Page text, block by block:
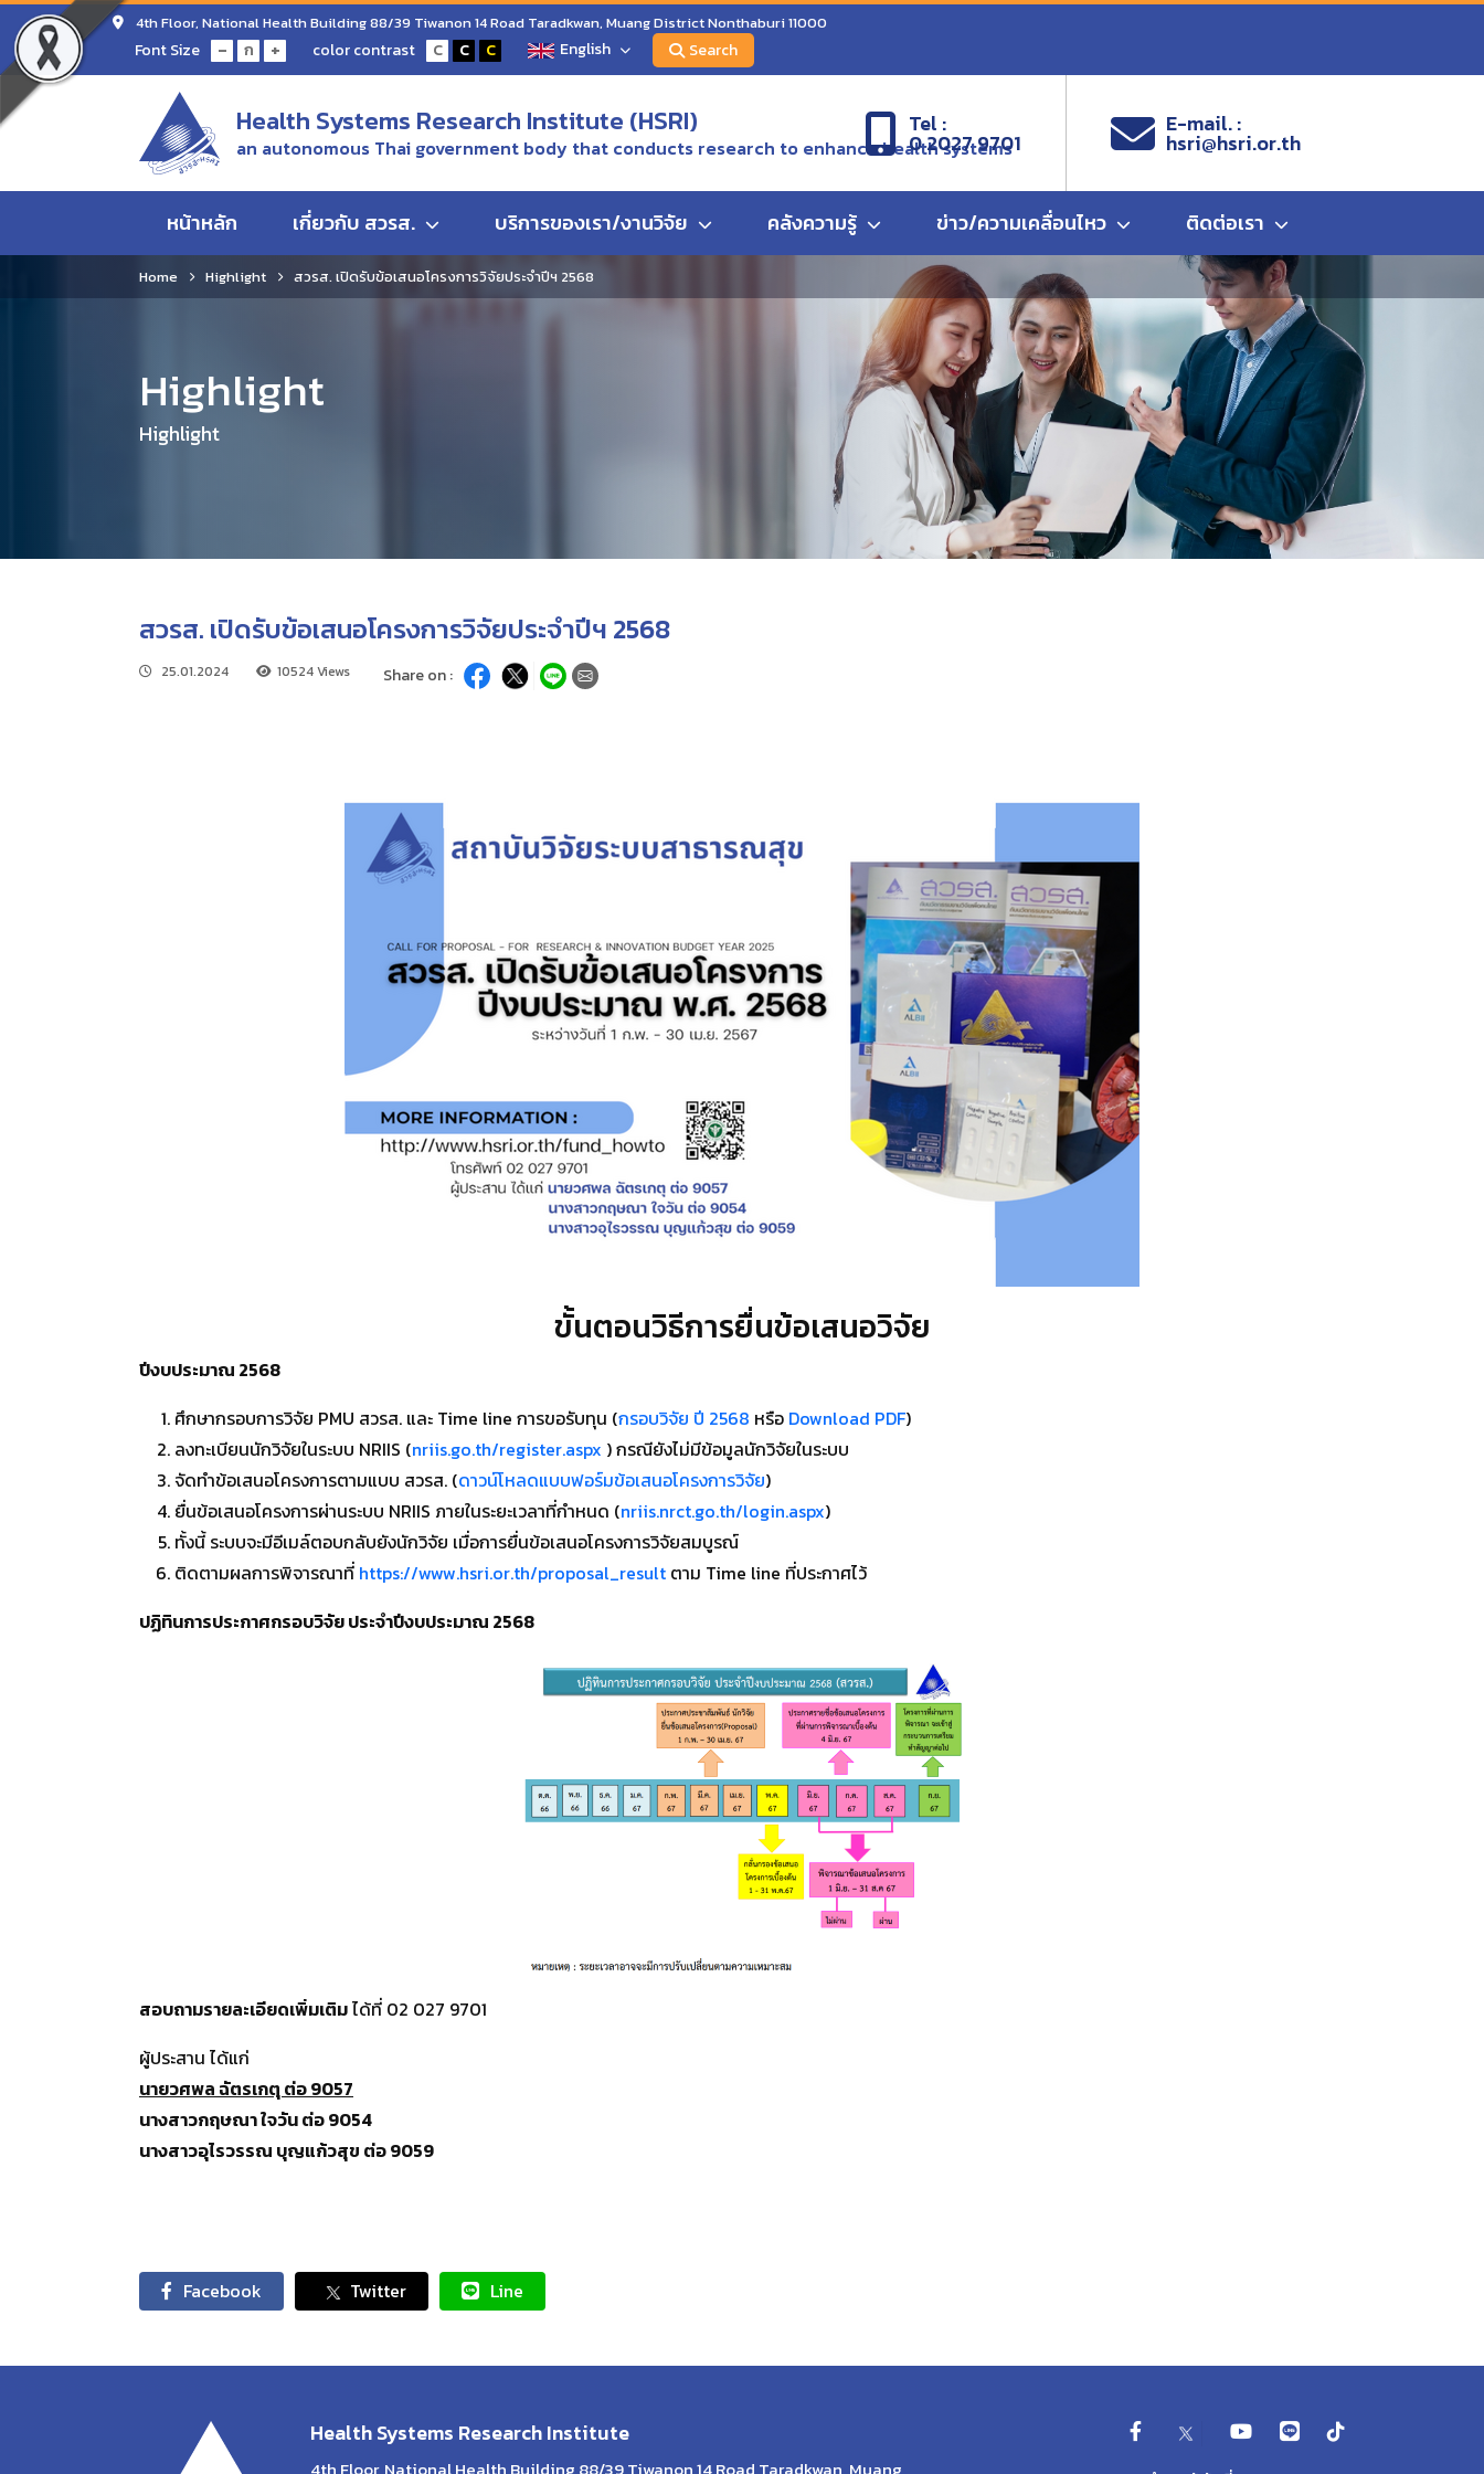
4th Floor, National Health Building 88/39 Tiwanon 14 Road Taradkwan, Muang District Nonthaburi 11000
Font Size - ก + color contrast C C C English Search
Health Systems Research Institute (HSRI)
an autonomous Thai government body that conducts research to enhance health systems
Tel :
0 2027 9701
E-mail. :
hsri@hsri.or.th
หน้าหลัก เกี่ยวกับ สวรส. บริการของเรา/งานวิจัย คลังความรู้ ข่าว/ความเคลื่อนไหว ติดต่อเรา
Home Highlight สวรส. เปิดรับข้อเสนอโครงการวิจัยประจำปีฯ 2568
Highlight
Highlight
สวรส. เปิดรับข้อเสนอโครงการวิจัยประจำปีฯ 2568
25.01.2024 10524 Views Share on :
ขั้นตอนวิธีการยื่นข้อเสนอวิจัย
ปีงบประมาณ 2568
ศึกษากรอบการวิจัย PMU สวรส. และ Time line การขอรับทุน (กรอบวิจัย ปี 2568 หรือ Download PDF)
ลงทะเบียนนักวิจัยในระบบ NRIIS (nriis.go.th/register.aspx ) กรณียังไม่มีข้อมูลนักวิจัยในระบบ
จัดทำข้อเสนอโครงการตามแบบ สวรส. (ดาวน์โหลดแบบฟอร์มข้อเสนอโครงการวิจัย)
ยื่นข้อเสนอโครงการผ่านระบบ NRIIS ภายในระยะเวลาที่กำหนด (nriis.nrct.go.th/login.aspx)
ทั้งนี้ ระบบจะมีอีเมล์ตอบกลับยังนักวิจัย เมื่อการยื่นข้อเสนอโครงการวิจัยสมบูรณ์
ติดตามผลการพิจารณาที่ https://www.hsri.or.th/proposal_result ตาม Time line ที่ประกาศไว้
ปฏิทินการประกาศกรอบวิจัย ประจำปีงบประมาณ 2568
สอบถามรายละเอียดเพิ่มเติมได้ที่ 02 027 9701
ผู้ประสาน ได้แก่
นายวศพล ฉัตรเกตุ ต่อ 9057
นางสาวกฤษณา ใจวัน ต่อ 9054
นางสาวอุไรวรรณ บุญแก้วสุข ต่อ 9059
Facebook Twitter Line
Health Systems Research Institute